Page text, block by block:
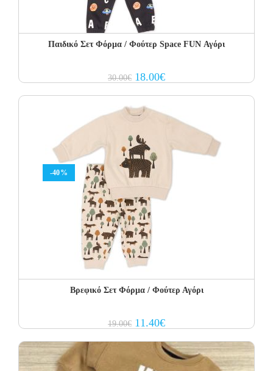
Παιδικό Σετ Φόρμα / Φούτερ Space FUN Αγόρι
30.00€ Original
price
18.00€Current
price
-40%
Βρεφικό Σετ Φόρμα / Φούτερ Αγόρι
19.00€ Original
price
19.00€.
11.40€Current
price
11.40€.